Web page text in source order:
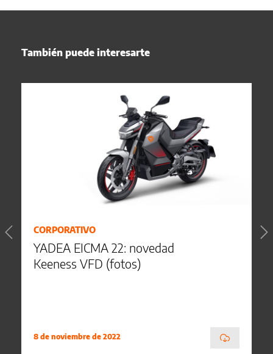
También puede interesarte
CORPORATIVO
YADEA EICMA 22: novedad
Keeness VFD (fotos)
8 de noviembre de 2022